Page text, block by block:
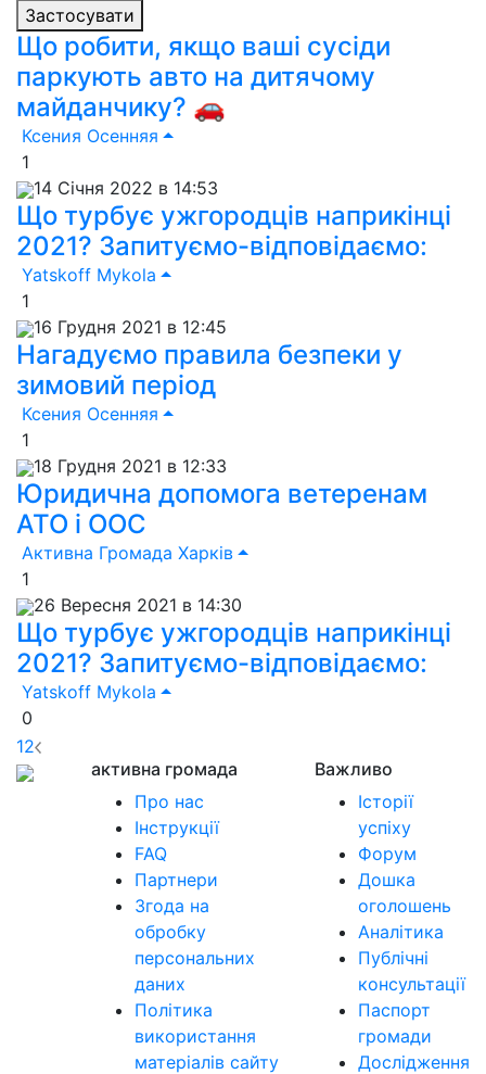
Застосувати
Що робити, якщо ваші сусіди
паркують авто на дитячому
майданчику? 🚗
Ксения Осенняя
1
14 Січня 2022 в 14:53
Що турбує ужгородців наприкінці
2021? Запитуємо-відповідаємо:
Yatskoff Mykola
1
16 Грудня 2021 в 12:45
Нагадуємо правила безпеки у
зимовий період
Ксения Осенняя
1
18 Грудня 2021 в 12:33
Юридична допомога ветеренам
АТО і ООС
Активна Громада Харків
1
26 Вересня 2021 в 14:30
Що турбує ужгородців наприкінці
2021? Запитуємо-відповідаємо:
Yatskoff Mykola
0
12
активна громада
Про нас
Інструкції
FAQ
Партнери
Згода на
обробку
персональних
даних
Політика
використання
матеріалів сайту
Важливо
Історії
успіху
Форум
Дошка
оголошень
Аналітика
Публічні
консультації
Паспорт
громади
Дослідження